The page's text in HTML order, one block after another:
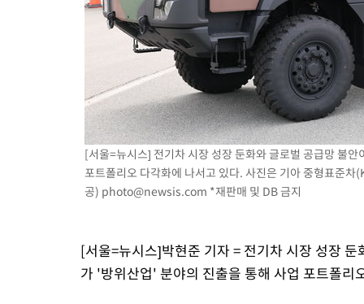
[서울=뉴시스] 전기차 시장 성장 둔화와 글로벌 공급망 불
포트폴리오 다각화에 나서고 있다. 사진은 기아 중형표
공) photo@newsis.com *재판매 및 DB 금지
[서울=뉴시스]박현준 기자 = 전기차 시장 성장
가 '방위산업' 분야의 진출을 통해 사업 포트폴리